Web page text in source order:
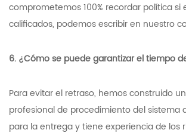
comprometemos 100% recordar política si
calificados, podemos escribir en nuestro
6. ¿Cómo se puede garantizar el tiempo
Para evitar el retraso, hemos construido
profesional de procedimiento del sistema
para la entrega y tiene experiencia de los